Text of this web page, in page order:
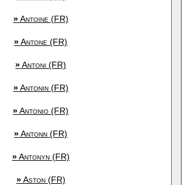
»Antoine (FR)
»Antone (FR)
»Antoni (FR)
»Antonin (FR)
»Antonio (FR)
»Antonn (FR)
»Antonyn (FR)
»Aston (FR)